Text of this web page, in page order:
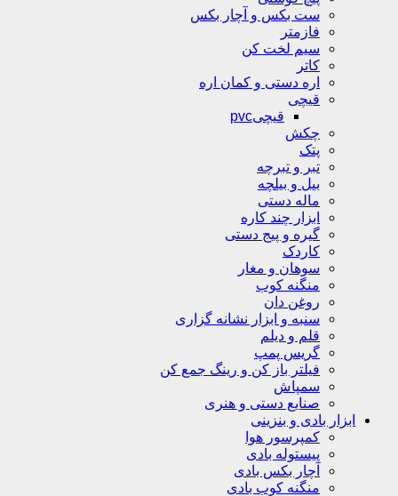
ست بکس و آچار بکس
فازمتر
سیم لخت کن
کاتر
اره دستی و کمان اره
قیچی
قیچیpvc
چکش
پتک
تبر و تبرچه
بیل و بیلچه
ماله دستی
ابزار چند کاره
گیره و پیج دستی
کاردک
سوهان و مغار
منگنه کوب
روغن دان
سنبه و ابزار نشانه گزاری
قلم و دیلم
گریس پمپ
فیلتر باز کن و رینگ جمع کن
سمپاش
صنایع دستی و هنری
ابزار بادی و بنزینی
کمپرسور هوا
پیستوله بادی
آچار بکس بادی
منگنه کوب بادی